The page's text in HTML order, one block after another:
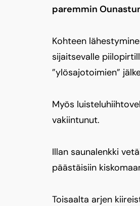
paremmin
Kohteen
sijaitsevalle
”ylösajotoimien”
Myös
vakiintunut.
Illan saunalenkki
päästäisiin
Toisaalta arjen